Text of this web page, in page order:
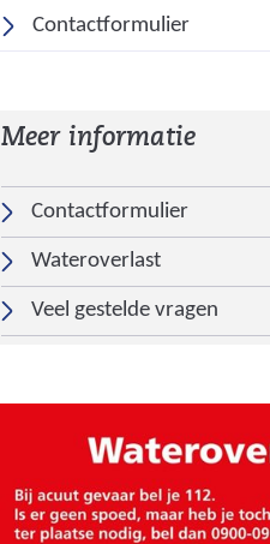
_
p
)
Contactformulier
Meer informatie
Contactformulier
Wateroverlast
Veel gestelde vragen